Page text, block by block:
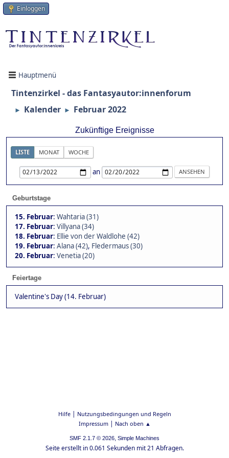
Einloggen
Hauptmenü
Tintenzirkel - das Fantasyautor:innenforum
► Kalender ► Februar 2022
Zukünftige Ereignisse
LISTE MONAT WOCHE
an
Geburtstage
15. Februar: Wahtaria (31)
17. Februar: Villyana (34)
18. Februar: Ellie von der Waldlohe (42)
19. Februar: Alana (42), Fledermaus (30)
20. Februar: Venetia (20)
Feiertage
Valentine's Day (14. Februar)
Hilfe| Nutzungsbedingungen und Regeln
Impressum| Nach oben ▲
SMF 2.1.7 © 2026, Simple Machines
Seite erstellt in 0.061 Sekunden mit 21 Abfragen.